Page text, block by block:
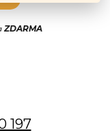
ZDARMA
197